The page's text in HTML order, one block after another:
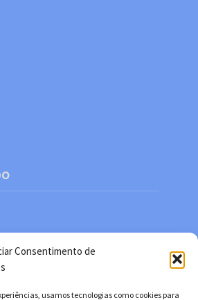
Consentimento de
usamos tecnologias como cookies para